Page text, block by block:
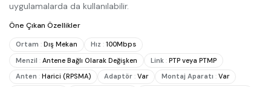
uygulamalarda da kullanılabilir.
Öne Çıkan Özellikler
Ortam : Dış Mekan Hız : 100Mbps
Menzil : Antene Bağlı Olarak Değişken Link : PTP veya PTMP
Anten : Harici (RPSMA) Adaptör : Var Montaj Aparatı : Var